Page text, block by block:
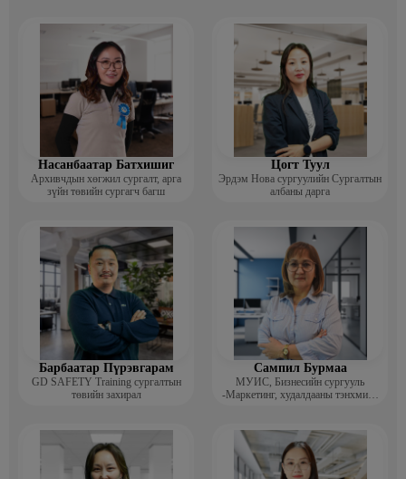
Насанбаатар Батхишиг
Архивчдын хөгжил сургалт, арга
зүйн төвийн сургагч багш
Цогт Туул
Эрдэм Нова сургуулийн Сургалтын
албаны дарга
Барбаатар Пүрэвгарам
GD SAFETY Training сургалтын
төвийн захирал
Сампил Бурмаа
МУИС, Бизнесийн сургууль
-Маркетинг, худалдааны тэнхмийн